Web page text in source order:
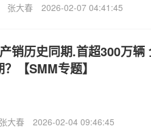
张大春 2026-02-07 04:41:45
销历史同期.首超300万辆
【SMM专题】
张大春 2026-02-04 09:46:45